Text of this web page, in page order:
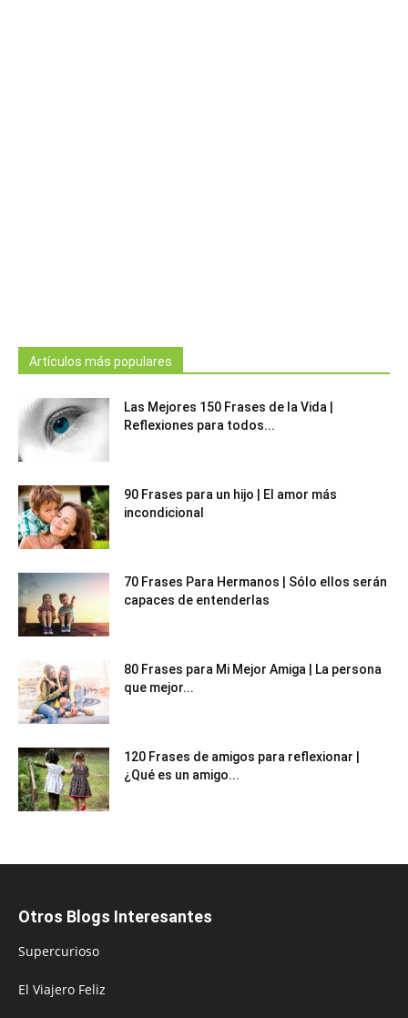
Artículos más populares
Las Mejores 150 Frases de la Vida |
Reflexiones para todos...
90 Frases para un hijo | El amor más
incondicional
70 Frases Para Hermanos | Sólo ellos serán
capaces de entenderlas
80 Frases para Mi Mejor Amiga | La persona
que mejor...
120 Frases de amigos para reflexionar |
¿Qué es un amigo...
Otros Blogs Interesantes
Supercurioso
El Viajero Feliz